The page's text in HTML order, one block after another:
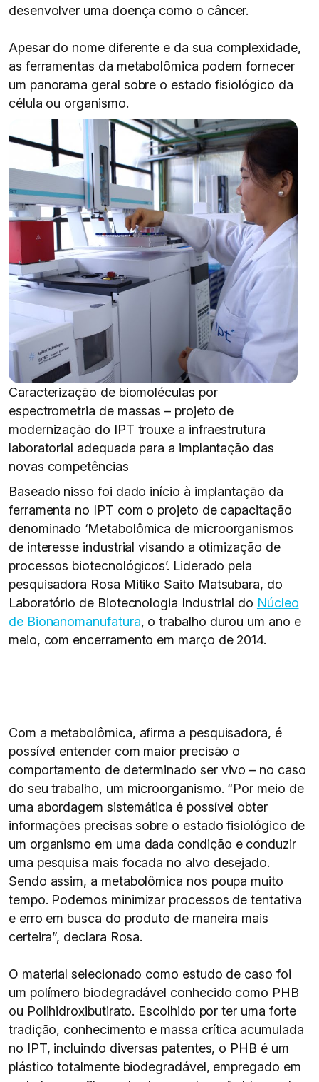
desenvolver uma doença como o câncer.
Apesar do nome diferente e da sua complexidade,
as ferramentas da metabolômica podem fornecer
um panorama geral sobre o estado fisiológico da
célula ou organismo.
Caracterização de biomoléculas por
espectrometria de massas – projeto de
modernização do IPT trouxe a infraestrutura
laboratorial adequada para a implantação das
novas competências
Baseado nisso foi dado início à implantação da
ferramenta no IPT com o projeto de capacitação
denominado ‘Metabolômica de microorganismos
de interesse industrial visando a otimização de
processos biotecnológicos’. Liderado pela
pesquisadora Rosa Mitiko Saito Matsubara, do
Laboratório de Biotecnologia Industrial do Núcleo
de Bionanomanufatura, o trabalho durou um ano e
meio, com encerramento em março de 2014.
Com a metabolômica, afirma a pesquisadora, é
possível entender com maior precisão o
comportamento de determinado ser vivo – no caso
do seu trabalho, um microorganismo. “Por meio de
uma abordagem sistemática é possível obter
informações precisas sobre o estado fisiológico de
um organismo em uma dada condição e conduzir
uma pesquisa mais focada no alvo desejado.
Sendo assim, a metabolômica nos poupa muito
tempo. Podemos minimizar processos de tentativa
e erro em busca do produto de maneira mais
certeira”, declara Rosa.
O material selecionado como estudo de caso foi
um polímero biodegradável conhecido como PHB
ou Polihidroxibutirato. Escolhido por ter uma forte
tradição, conhecimento e massa crítica acumulada
no IPT, incluindo diversas patentes, o PHB é um
plástico totalmente biodegradável, empregado em